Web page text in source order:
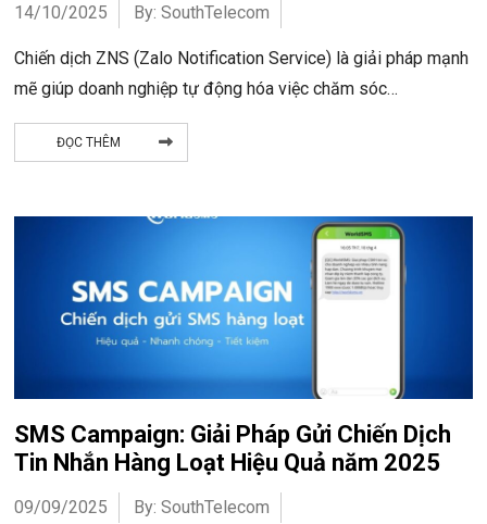
14/10/2025 By: SouthTelecom
Chiến dịch ZNS (Zalo Notification Service) là giải pháp mạnh
mẽ giúp doanh nghiệp tự động hóa việc chăm sóc…
ĐỌC THÊM
SMS Campaign: Giải Pháp Gửi Chiến Dịch
Tin Nhắn Hàng Loạt Hiệu Quả năm 2025
09/09/2025 By: SouthTelecom